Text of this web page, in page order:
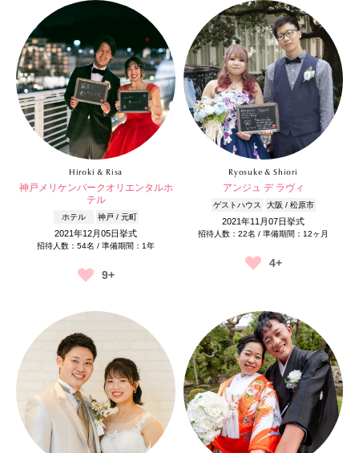
Hiroki & Risa
神戸メリケンパークオリエンタルホ
テル
ホテル 神戸 / 元町
2021年12月05日挙式
招待人数：54名 / 準備期間：1年
9+
Ryosuke & Shiori
アンジュ デ ラヴィ
ゲストハウス 大阪 / 松原市
2021年11月07日挙式
招待人数：22名 / 準備期間：12ヶ月
4+